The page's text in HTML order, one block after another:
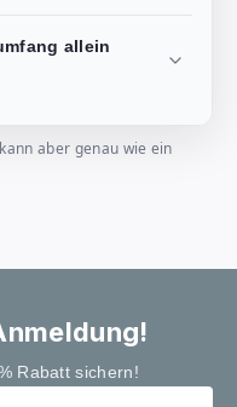
allein
aber genau wie ein
Rabatt sichern!